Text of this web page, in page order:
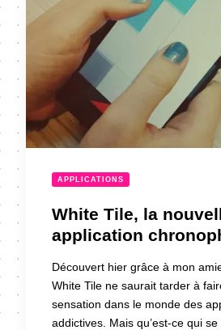
APPLICATIONS
White Tile, la
application
Découvert hier grâce à mon
White Tile ne saurait tarder à
sensation dans le monde des
addictives. Mais qu’est-ce qui